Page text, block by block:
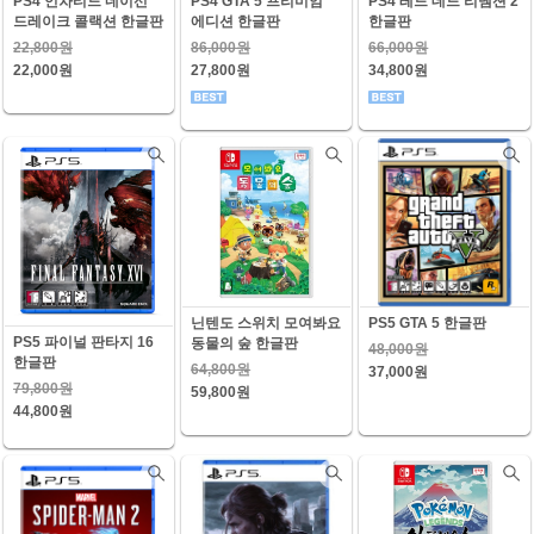
드레이크 콜랙션 한글판
22,800원
22,000원
에디션 한글판
86,000원
27,800원
한글판
66,000원
34,800원
PS5 파이널 판타지 16
한글판
79,800원
44,800원
닌텐도 스위치 모여봐요
동물의 숲 한글판
64,800원
59,800원
PS5 GTA 5 한글판
48,000원
37,000원